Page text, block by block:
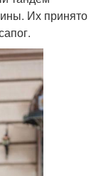
Их принято